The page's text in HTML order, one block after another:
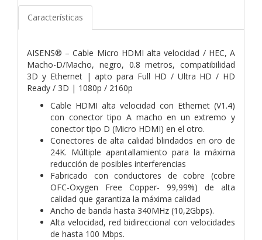
Características
AISENS® – Cable Micro HDMI alta velocidad / HEC, A
Macho-D/Macho, negro, 0.8 metros, compatibilidad
3D y Ethernet | apto para Full HD / Ultra HD / HD
Ready / 3D | 1080p / 2160p
Cable HDMI alta velocidad con Ethernet (V1.4)
con conector tipo A macho en un extremo y
conector tipo D (Micro HDMI) en el otro.
Conectores de alta calidad blindados en oro de
24K. Múltiple apantallamiento para la máxima
reducción de posibles interferencias
Fabricado con conductores de cobre (cobre
OFC-Oxygen Free Copper- 99,99%) de alta
calidad que garantiza la máxima calidad
Ancho de banda hasta 340MHz (10,2Gbps).
Alta velocidad, red bidireccional con velocidades
de hasta 100 Mbps.